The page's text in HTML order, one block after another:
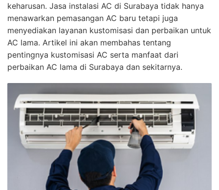
keharusan. Jasa instalasi AC di Surabaya tidak hanya
menawarkan pemasangan AC baru tetapi juga
menyediakan layanan kustomisasi dan perbaikan untuk
AC lama. Artikel ini akan membahas tentang
pentingnya kustomisasi AC serta manfaat dari
perbaikan AC lama di Surabaya dan sekitarnya.